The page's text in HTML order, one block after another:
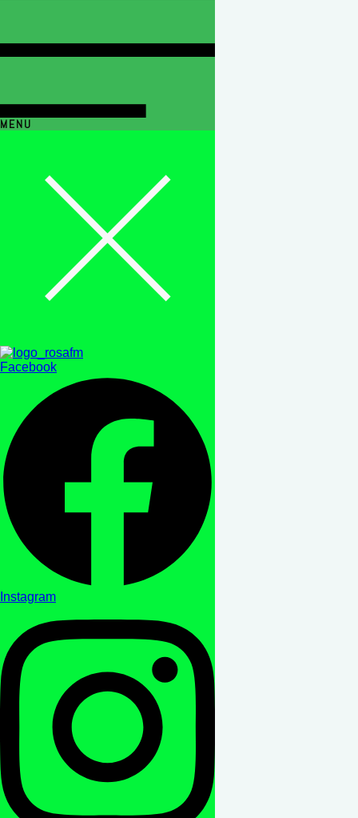
MENU
Facebook
Instagram